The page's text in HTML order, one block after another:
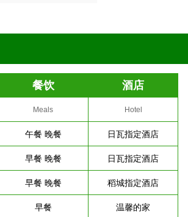
餐饮 酒店
Meals Hotel
午餐 晚餐 日瓦指定酒店
早餐 晚餐 日瓦指定酒店
早餐 晚餐 稻城指定酒店
早餐 温馨的家